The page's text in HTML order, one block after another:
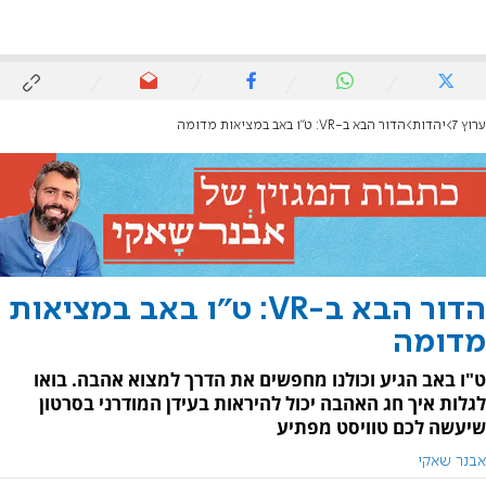
ערוץ 7 יהדות הדור הבא ב-VR: ט"ו באב במציאות מדומה
הדור הבא ב-VR: ט"ו באב במציאות
מדומה
ט"ו באב הגיע וכולנו מחפשים את הדרך למצוא אהבה. בואו
לגלות איך חג האהבה יכול להיראות בעידן המודרני בסרטון
שיעשה לכם טוויסט מפתיע
אבנר שאקי